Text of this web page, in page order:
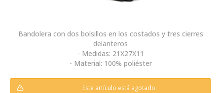
Bandolera con dos bolsillos en los costados y tres cierres
delanteros
- Medidas: 21X27X11
- Material: 100% poliéster
Este artículo está agotado.